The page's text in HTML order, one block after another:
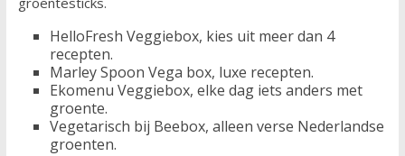
HelloFresh Veggiebox, kies uit meer dan 4
recepten.
Marley Spoon Vega box, luxe recepten.
Ekomenu Veggiebox, elke dag iets anders met
groente.
Vegetarisch bij Beebox, alleen verse Nederlandse
groenten.